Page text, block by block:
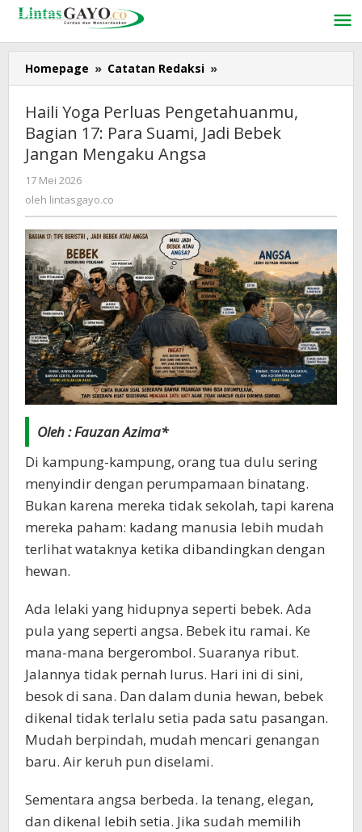
Lewati
konten
Homepage » Catatan Redaksi »
Yoga
Perluas
Pengetahuanmu,
Bagian
Bebek
Jangan
Mengaku
Angsa
Haili Yoga Perluas Pengetahuanmu,
Bagian 17: Para Suami, Jadi Bebek
Jangan Mengaku Angsa
17 Mei 2026
lintasgayo.co
oleh lintasgayo.co
Oleh : Fauzan Azima*
Di kampung-kampung, orang tua dulu sering
menyindir dengan perumpamaan binatang.
Bukan karena mereka tidak sekolah, tapi karena
mereka paham: kadang manusia lebih mudah
terlihat wataknya ketika dibandingkan dengan
hewan.
Ada lelaki yang hidupnya seperti bebek. Ada
pula yang seperti angsa. Bebek itu ramai. Ke
mana-mana bergerombol. Suaranya ribut.
Jalannya tidak pernah lurus. Hari ini di sini,
besok di sana. Dan dalam dunia hewan, bebek
dikenal tidak terlalu setia pada satu pasangan.
Mudah berpindah, mudah mencari genangan
baru. Air keruh pun diselami.
Sementara angsa berbeda. Ia tenang, elegan,
dan dikenal lebih setia. Jika sudah memilih